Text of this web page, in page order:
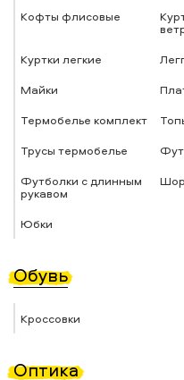
Кофты флисовые
Куртки легкие
Майки
Термобелье комплект
Трусы термобелье
Футболки с длинным
рукавом
Юбки
Обувь
Кроссовки
Оптика